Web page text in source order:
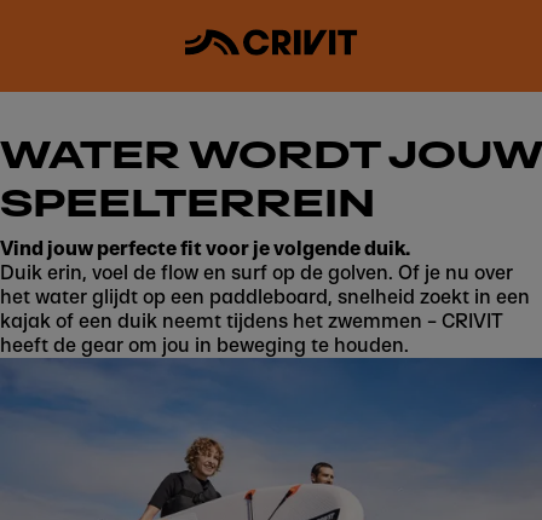
WATER WORDT JOUW
SPEELTERREIN
Vind jouw perfecte fit voor je volgende duik.
Duik erin, voel de flow en surf op de golven. Of je nu over
het water glijdt op een paddleboard, snelheid zoekt in een
kajak of een duik neemt tijdens het zwemmen – CRIVIT
heeft de gear om jou in beweging te houden.